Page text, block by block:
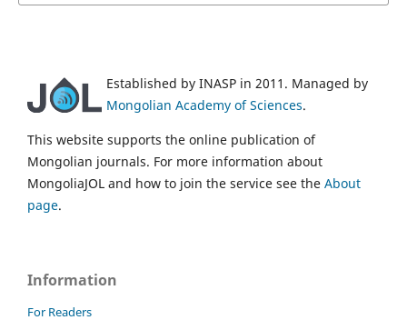
Established by INASP in 2011. Managed by
Mongolian Academy of Sciences.
This website supports the online publication of
Mongolian journals. For more information about
MongoliaJOL and how to join the service see the About
page.
Information
For Readers